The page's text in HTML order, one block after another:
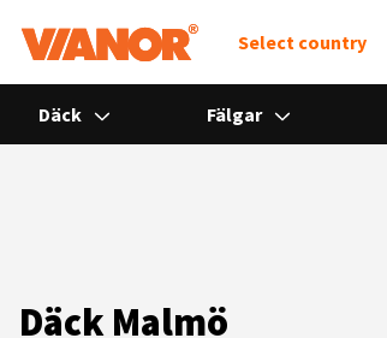
Select country
Däck Fälgar
Däck Malmö